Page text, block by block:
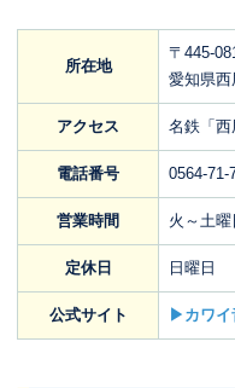
所在地
〒445-
愛知県
アクセス 名鉄「
電話番号 0564-71-
営業時間 火～土
定休日 日曜日
公式サイト ▶カワイ